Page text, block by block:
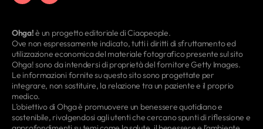
Ohga!è un progetto editoriale di Ciaopeople.
Ove non espressamente indicato, tutti i diritti di sfruttamento ed
utilizzazione economica del materiale fotografico presente sul sito
Ohga! sono da intendersi di proprietà del fornitore Getty Images.
Le informazioni fornite su questo sito sono progettate per
integrare, non sostituire, la relazione tra un paziente e il proprio
medico.
L’obiettivo di Ohga è promuovere un benessere quotidiano e
sostenibile, rivolgendosi agli utenti che cercano spunti di riflessione e